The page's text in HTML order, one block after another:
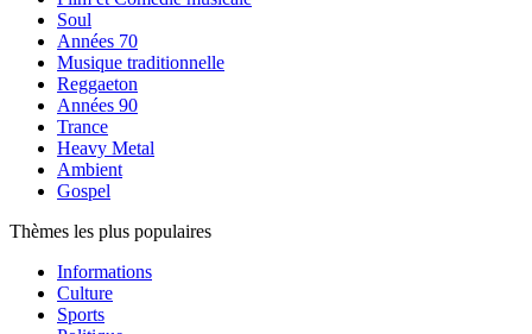
Soul
Années 70
Musique traditionnelle
Reggaeton
Années 90
Trance
Heavy Metal
Ambient
Gospel
Thèmes les plus populaires
Informations
Culture
Sports